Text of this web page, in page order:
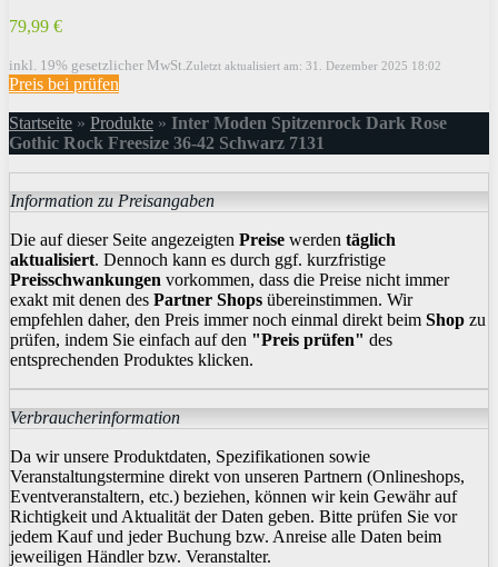
79,99 €
inkl. 19% gesetzlicher MwSt. Zuletzt aktualisiert am: 31. Dezember 2025 18:02
Preis bei prüfen
Startseite » Produkte » Inter Moden Spitzenrock Dark Rose
Gothic Rock Freesize 36-42 Schwarz 7131
Information zu Preisangaben
Die auf dieser Seite angezeigten Preise werden täglich
aktualisiert. Dennoch kann es durch ggf. kurzfristige
Preisschwankungen vorkommen, dass die Preise nicht immer
exakt mit denen des Partner Shops übereinstimmen. Wir
empfehlen daher, den Preis immer noch einmal direkt beim Shop zu
prüfen, indem Sie einfach auf den "Preis prüfen" des
entsprechenden Produktes klicken.
Verbraucherinformation
Da wir unsere Produktdaten, Spezifikationen sowie
Veranstaltungstermine direkt von unseren Partnern (Onlineshops,
Eventveranstaltern, etc.) beziehen, können wir kein Gewähr auf
Richtigkeit und Aktualität der Daten geben. Bitte prüfen Sie vor
jedem Kauf und jeder Buchung bzw. Anreise alle Daten beim
jeweiligen Händler bzw. Veranstalter.